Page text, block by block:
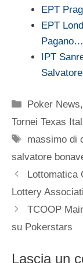
EPT
EPT
Pagano…
IPT
Categorie
Poker News,
Tornei Texas
Tag
massimo di
salvatore
Lottomatica
Lottery
TCOOP
su Pokerstars
Lascia un